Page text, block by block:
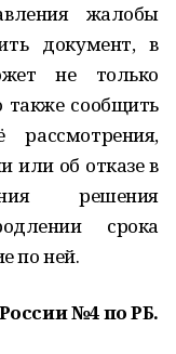
жалобы
документ, в
не только
сообщить
или об отказе в
решения
срока
по ней.
№4 по РБ.